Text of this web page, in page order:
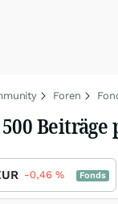
Foren
Beiträge
-0,46 % Fonds